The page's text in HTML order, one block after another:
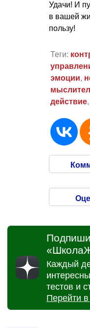
Удачи! И
в вашей
пользу!
Теги:
эмоции,
действие,
Каждый
тестов и
Перейти